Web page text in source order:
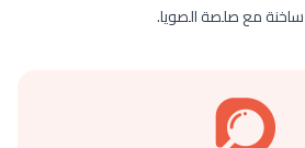
مع صلصة الصويا.